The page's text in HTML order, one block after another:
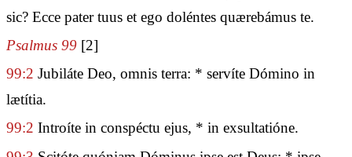
sic? Ecce pater tuus et ego doléntes quærebámus te.
Psalmus 99 [2]
99:2 Jubiláte Deo, omnis terra: * servíte Dómino in
lætítia.
99:2 Introíte in conspéctu ejus, * in exsultatióne.